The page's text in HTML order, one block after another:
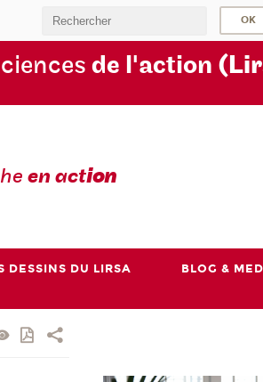
de l'action
en action
DESSINS DU LIRSA BLOG &